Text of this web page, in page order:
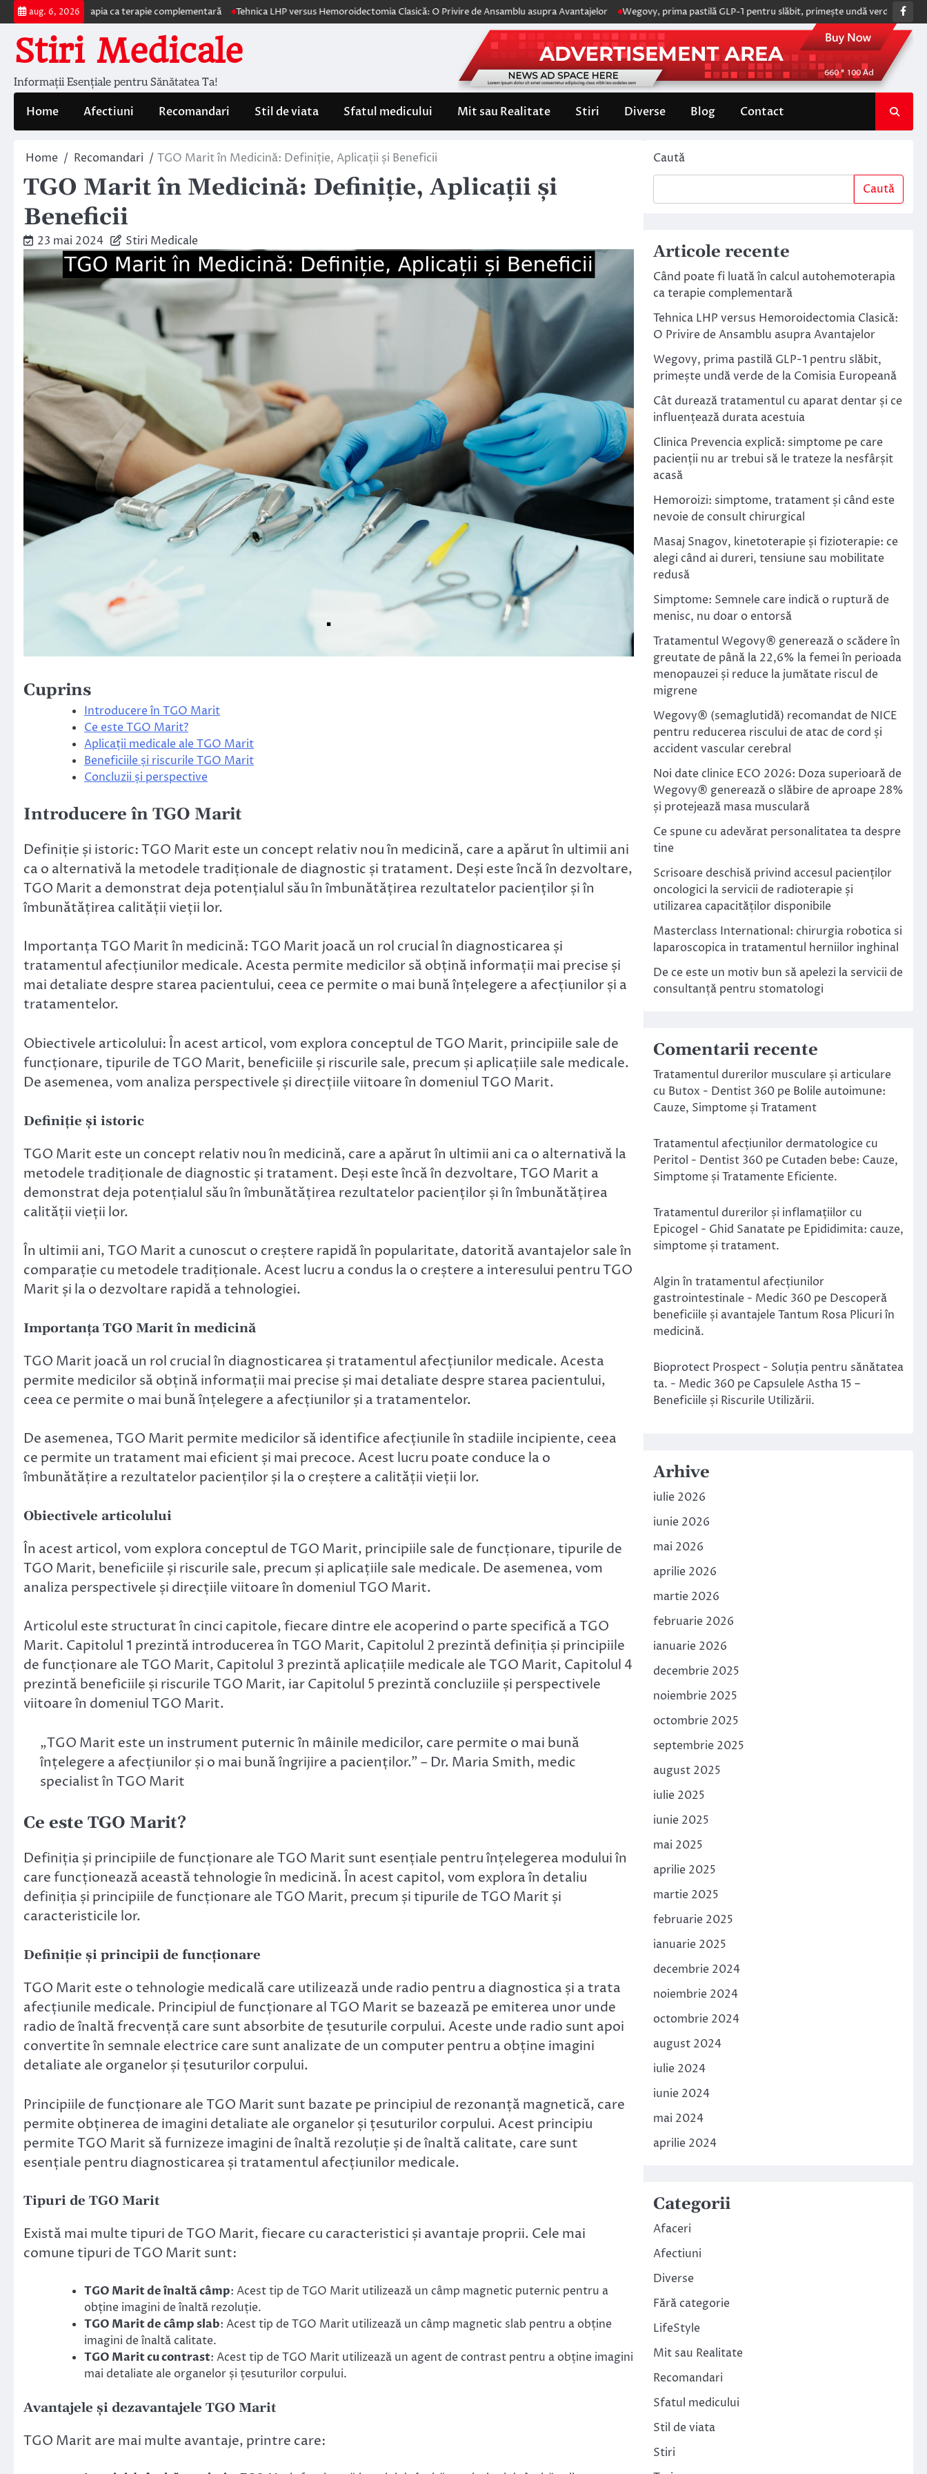
Skip
to
content
aug. 6, 2026ca terapie complementară Tehnica LHP versus Hemoroidectomia Clasică: O Privire de Ansamblu asupra Avantajelor Wegovy, prima pastilă GLP-1 pentru slăbit, primește undă verde de la Comisia
Stiri Medicale
Informații Esențiale pentru Sănătatea Ta!
Home Afectiuni Recomandari Stil de viata Sfatul medicului Mit sau Realitate Stiri Diverse Blog Contact
Home Recomandari TGO Marit în Medicină: Definiție, Aplicații și Beneficii
TGO Marit în Medicină: Definiție, Aplicații și
Beneficii
23 mai 2024 Stiri Medicale
Cuprins
Introducere în TGO Marit
Ce este TGO Marit?
Aplicații medicale ale TGO Marit
Beneficiile și riscurile TGO Marit
Concluzii și perspective
Introducere în TGO Marit
Definiție și istoric: TGO Marit este un concept relativ nou în medicină, care a apărut în ultimii ani
ca o alternativă la metodele tradiționale de diagnostic și tratament. Deși este încă în dezvoltare,
TGO Marit a demonstrat deja potențialul său în îmbunătățirea rezultatelor pacienților și în
îmbunătățirea calității vieții lor.
Importanța TGO Marit în medicină: TGO Marit joacă un rol crucial în diagnosticarea și
tratamentul afecțiunilor medicale. Acesta permite medicilor să obțină informații mai precise și
mai detaliate despre starea pacientului, ceea ce permite o mai bună înțelegere a afecțiunilor și a
tratamentelor.
Obiectivele articolului: În acest articol, vom explora conceptul de TGO Marit, principiile sale de
funcționare, tipurile de TGO Marit, beneficiile și riscurile sale, precum și aplicațiile sale medicale.
De asemenea, vom analiza perspectivele și direcțiile viitoare în domeniul TGO Marit.
Definiție și istoric
TGO Marit este un concept relativ nou în medicină, care a apărut în ultimii ani ca o alternativă la
metodele tradiționale de diagnostic și tratament. Deși este încă în dezvoltare, TGO Marit a
demonstrat deja potențialul său în îmbunătățirea rezultatelor pacienților și în îmbunătățirea
calității vieții lor.
În ultimii ani, TGO Marit a cunoscut o creștere rapidă în popularitate, datorită avantajelor sale în
comparație cu metodele tradiționale. Acest lucru a condus la o creștere a interesului pentru TGO
Marit și la o dezvoltare rapidă a tehnologiei.
Importanța TGO Marit în medicină
TGO Marit joacă un rol crucial în diagnosticarea și tratamentul afecțiunilor medicale. Acesta
permite medicilor să obțină informații mai precise și mai detaliate despre starea pacientului,
ceea ce permite o mai bună înțelegere a afecțiunilor și a tratamentelor.
De asemenea, TGO Marit permite medicilor să identifice afecțiunile în stadiile incipiente, ceea
ce permite un tratament mai eficient și mai precoce. Acest lucru poate conduce la o
îmbunătățire a rezultatelor pacienților și la o creștere a calității vieții lor.
Obiectivele articolului
În acest articol, vom explora conceptul de TGO Marit, principiile sale de funcționare, tipurile de
TGO Marit, beneficiile și riscurile sale, precum și aplicațiile sale medicale. De asemenea, vom
analiza perspectivele și direcțiile viitoare în domeniul TGO Marit.
Articolul este structurat în cinci capitole, fiecare dintre ele acoperind o parte specifică a TGO
Marit. Capitolul 1 prezintă introducerea în TGO Marit, Capitolul 2 prezintă definiția și principiile
de funcționare ale TGO Marit, Capitolul 3 prezintă aplicațiile medicale ale TGO Marit, Capitolul 4
prezintă beneficiile și riscurile TGO Marit, iar Capitolul 5 prezintă concluziile și perspectivele
viitoare în domeniul TGO Marit.
„TGO Marit este un instrument puternic în mâinile medicilor, care permite o mai bună
înțelegere a afecțiunilor și o mai bună îngrijire a pacienților.” – Dr. Maria Smith, medic
specialist în TGO Marit
Ce este TGO Marit?
Definiția și principiile de funcționare ale TGO Marit sunt esențiale pentru înțelegerea modului în
care funcționează această tehnologie în medicină. În acest capitol, vom explora în detaliu
definiția și principiile de funcționare ale TGO Marit, precum și tipurile de TGO Marit și
caracteristicile lor.
Definiție și principii de funcționare
TGO Marit este o tehnologie medicală care utilizează unde radio pentru a diagnostica și a trata
afecțiunile medicale. Principiul de funcționare al TGO Marit se bazează pe emiterea unor unde
radio de înaltă frecvență care sunt absorbite de țesuturile corpului. Aceste unde radio sunt apoi
convertite în semnale electrice care sunt analizate de un computer pentru a obține imagini
detaliate ale organelor și țesuturilor corpului.
Principiile de funcționare ale TGO Marit sunt bazate pe principiul de rezonanță magnetică, care
permite obținerea de imagini detaliate ale organelor și țesuturilor corpului. Acest principiu
permite TGO Marit să furnizeze imagini de înaltă rezoluție și de înaltă calitate, care sunt
esențiale pentru diagnosticarea și tratamentul afecțiunilor medicale.
Tipuri de TGO Marit
Există mai multe tipuri de TGO Marit, fiecare cu caracteristici și avantaje proprii. Cele mai
comune tipuri de TGO Marit sunt:
TGO Marit de înaltă câmp: Acest tip de TGO Marit utilizează un câmp magnetic puternic pentru a
obține imagini de înaltă rezoluție.
TGO Marit de câmp slab: Acest tip de TGO Marit utilizează un câmp magnetic slab pentru a obține
imagini de înaltă calitate.
TGO Marit cu contrast: Acest tip de TGO Marit utilizează un agent de contrast pentru a obține imagini
mai detaliate ale organelor și țesuturilor corpului.
Avantajele și dezavantajele TGO Marit
TGO Marit are mai multe avantaje, printre care:
Caută
Caută
Articole recente
Când poate fi luată în calcul autohemoterapia
ca terapie complementară
Tehnica LHP versus Hemoroidectomia Clasică:
O Privire de Ansamblu asupra Avantajelor
Wegovy, prima pastilă GLP-1 pentru slăbit,
primește undă verde de la Comisia Europeană
Cât durează tratamentul cu aparat dentar și ce
influențează durata acestuia
Clinica Prevencia explică: simptome pe care
pacienții nu ar trebui să le trateze la nesfârșit
acasă
Hemoroizi: simptome, tratament și când este
nevoie de consult chirurgical
Masaj Snagov, kinetoterapie și fizioterapie: ce
alegi când ai dureri, tensiune sau mobilitate
redusă
Simptome: Semnele care indică o ruptură de
menisc, nu doar o entorsă
Tratamentul Wegovy® generează o scădere în
greutate de până la 22,6% la femei în perioada
menopauzei și reduce la jumătate riscul de
migrene
Wegovy® (semaglutidă) recomandat de NICE
pentru reducerea riscului de atac de cord și
accident vascular cerebral
Noi date clinice ECO 2026: Doza superioară de
Wegovy® generează o slăbire de aproape 28%
și protejează masa musculară
Ce spune cu adevărat personalitatea ta despre
tine
Scrisoare deschisă privind accesul pacienților
oncologici la servicii de radioterapie și
utilizarea capacităților disponibile
Masterclass International: chirurgia robotica si
laparoscopica in tratamentul herniilor inghinal
De ce este un motiv bun să apelezi la servicii de
consultanță pentru stomatologi
Comentarii recente
Tratamentul durerilor musculare și articulare
cu Butox - Dentist 360pe Bolile autoimune:
Cauze, Simptome și Tratament
Tratamentul afecțiunilor dermatologice cu
Peritol - Dentist 360pe Cutaden bebe: Cauze,
Simptome și Tratamente Eficiente.
Tratamentul durerilor și inflamațiilor cu
Epicogel - Ghid Sanatatepe Epididimita: cauze,
simptome și tratament.
Algin în tratamentul afecțiunilor
gastrointestinale - Medic 360pe Descoperă
beneficiile și avantajele Tantum Rosa Plicuri în
medicină.
Bioprotect Prospect - Soluția pentru sănătatea
ta. - Medic 360pe Capsulele Astha 15 –
Beneficiile și Riscurile Utilizării.
Arhive
iulie 2026
iunie 2026
mai 2026
aprilie 2026
martie 2026
februarie 2026
ianuarie 2026
decembrie 2025
noiembrie 2025
octombrie 2025
septembrie 2025
august 2025
iulie 2025
iunie 2025
mai 2025
aprilie 2025
martie 2025
februarie 2025
ianuarie 2025
decembrie 2024
noiembrie 2024
octombrie 2024
august 2024
iulie 2024
iunie 2024
mai 2024
aprilie 2024
Categorii
Afaceri
Afectiuni
Diverse
Fără categorie
LifeStyle
Mit sau Realitate
Recomandari
Sfatul medicului
Stil de viata
Stiri